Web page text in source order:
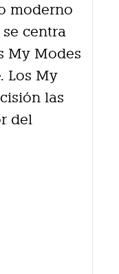
moderno
centra
My Modes
Los My
las
del